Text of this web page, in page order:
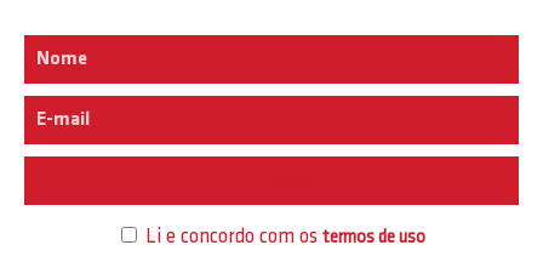
Li e concordo com os termos de uso